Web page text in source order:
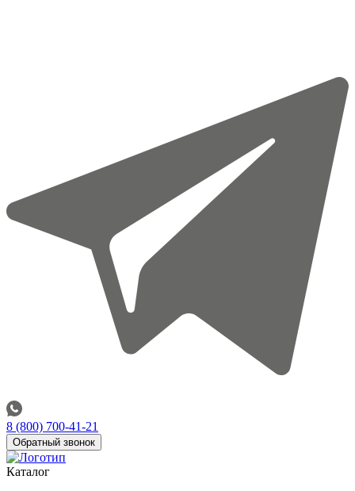
8 (800) 700-41-21
Обратный звонок
Каталог